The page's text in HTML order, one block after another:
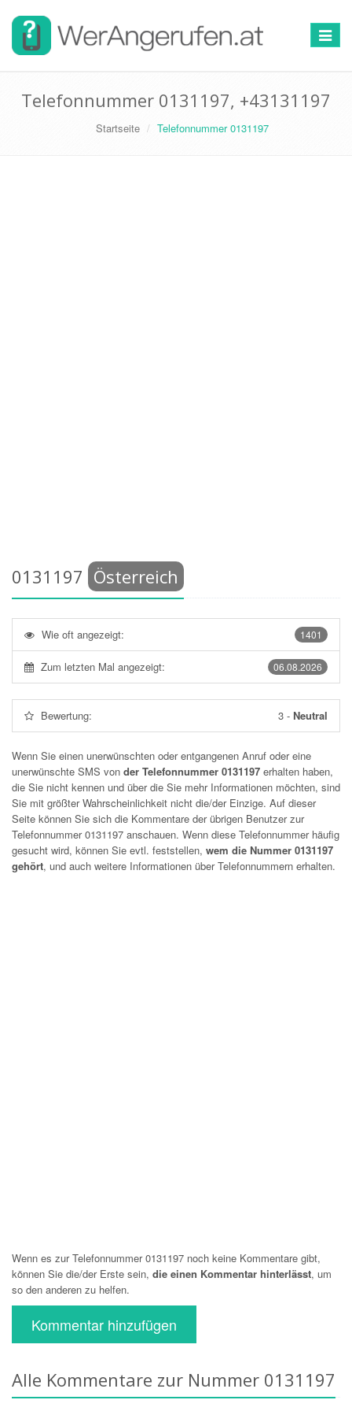
Toggle
Telefonnummer 0131197, +43131197
Startseite Telefonnummer 0131197
0131197 Österreich
1401
Wie oft angezeigt:
06.08.2026
Zum letzten Mal angezeigt:
Bewertung: 3 - Neutral
Wenn Sie einen unerwünschten oder entgangenen Anruf oder eine
unerwünschte SMS von der Telefonnummer 0131197 erhalten haben,
die Sie nicht kennen und über die Sie mehr Informationen möchten, sind
Sie mit größter Wahrscheinlichkeit nicht die/der Einzige. Auf dieser
Seite können Sie sich die Kommentare der übrigen Benutzer zur
Telefonnummer0131197 anschauen. Wenn diese Telefonnummer häufig
gesucht wird, können Sie evtl. feststellen, wem die Nummer 0131197
gehört, und auch weitere Informationen über Telefonnummern erhalten.
Wenn es zur Telefonnummer 0131197 noch keine Kommentare gibt,
können Sie die/der Erste sein, die einen Kommentar hinterlässt, um
so den anderen zu helfen.
Kommentar hinzufügen
Alle Kommentare zur Nummer 0131197